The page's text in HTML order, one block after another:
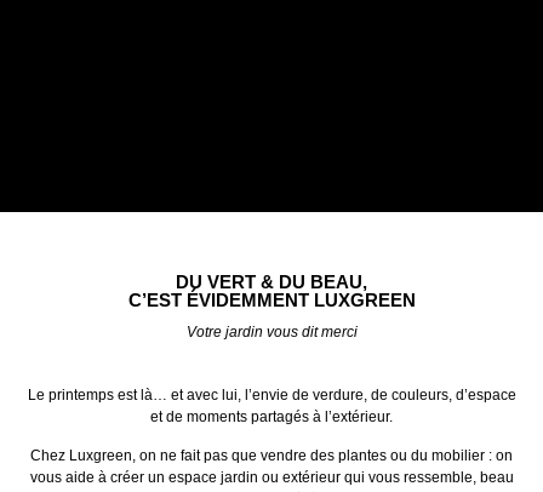
DU VERT & DU BEAU,
C’EST ÉVIDEMMENT LUXGREEN
Votre jardin vous dit merci
Le printemps est là… et avec lui, l’envie de verdure, de couleurs, d’espace
et de moments partagés à l’extérieur.
Chez Luxgreen, on ne fait pas que vendre des plantes ou du mobilier : on
vous aide à créer un espace jardin ou extérieur qui vous ressemble, beau